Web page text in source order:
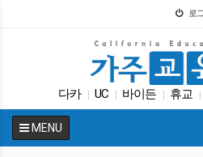
로
다카 UC 바이든 휴교
에세이 특별활동 교
MENU